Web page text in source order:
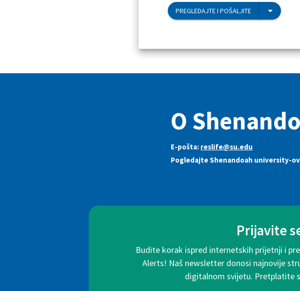
PREGLEDAJTE I POŠALJITE
O
E-pošta: reslife@su.edu
Pogledajte Shenandoah university-
Prijavite
Budite korak ispred internetskih prijetnji i
Alerts! Naš newsletter donosi najnovije
digitalnom svijetu. Pretplatite